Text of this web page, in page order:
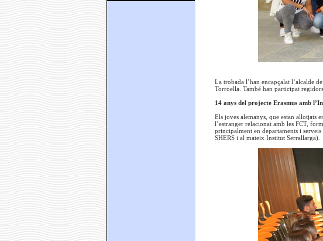
La trobada l’han encapçalat l’alcalde
Torroella. També han participat
14 anys del projecte Erasmus amb
Els joves alemanys, que estan allotjats
l’estranger relacionat amb les FCT,
principalment en departaments i
SHERS i al mateix Institut Serrallarga).